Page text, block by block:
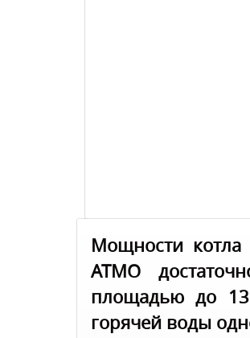
Мощности котла
ATMO
площадью до
горячей воды